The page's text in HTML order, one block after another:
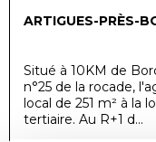
ARTIGUES-PRÈS-
Situé à 10KM de
n°25 de la rocade,
local de 251 m² à la
tertiaire. Au R+1 d...